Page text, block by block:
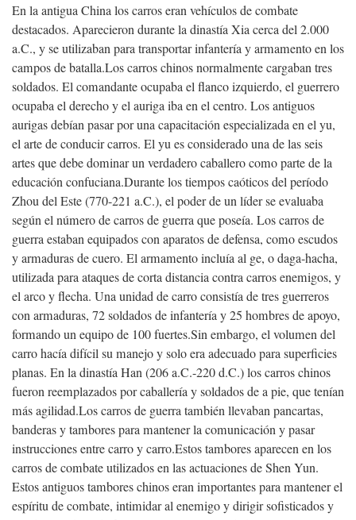
En la antigua China los carros eran vehículos de combate
destacados. Aparecieron durante la dinastía Xia cerca del 2.000
a.C., y se utilizaban para transportar infantería y armamento en los
campos de batalla.Los carros chinos normalmente cargaban tres
soldados. El comandante ocupaba el flanco izquierdo, el guerrero
ocupaba el derecho y el auriga iba en el centro. Los antiguos
aurigas debían pasar por una capacitación especializada en el yu,
el arte de conducir carros. El yu es considerado una de las seis
artes que debe dominar un verdadero caballero como parte de la
educación confuciana.Durante los tiempos caóticos del período
Zhou del Este (770-221 a.C.), el poder de un líder se evaluaba
según el número de carros de guerra que poseía. Los carros de
guerra estaban equipados con aparatos de defensa, como escudos
y armaduras de cuero. El armamento incluía al ge, o daga-hacha,
utilizada para ataques de corta distancia contra carros enemigos, y
el arco y flecha. Una unidad de carro consistía de tres guerreros
con armaduras, 72 soldados de infantería y 25 hombres de apoyo,
formando un equipo de 100 fuertes.Sin embargo, el volumen del
carro hacía difícil su manejo y solo era adecuado para superficies
planas. En la dinastía Han (206 a.C.-220 d.C.) los carros chinos
fueron reemplazados por caballería y soldados de a pie, que tenían
más agilidad.Los carros de guerra también llevaban pancartas,
banderas y tambores para mantener la comunicación y pasar
instrucciones entre carro y carro.Estos tambores aparecen en los
carros de combate utilizados en las actuaciones de Shen Yun.
Estos antiguos tambores chinos eran importantes para mantener el
espíritu de combate, intimidar al enemigo y dirigir sofisticados y